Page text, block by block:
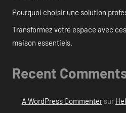
Pourquoi choisir une solution
Transformez votre espace avec
maison essentiels.
Recent
A WordPress Commentersur